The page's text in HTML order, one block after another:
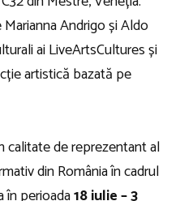
Andrigo și Aldo
ai LiveArtsCultures și
artistică bazată pe
calitate de reprezentant al
din România în cadrul
în perioada18 iulie – 3